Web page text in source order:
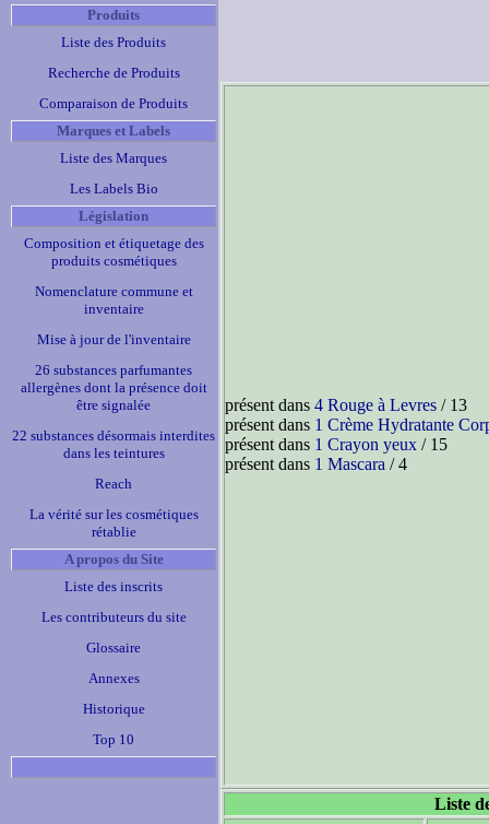
Produits
Liste des Produits
Recherche de Produits
Comparaison de Produits
Marques et Labels
Liste des Marques
Les Labels Bio
Législation
Composition et étiquetage des
produits cosmétiques
Nomenclature commune et
inventaire
Mise à jour de l'inventaire
26 substances parfumantes
allergènes dont la présence doit
être signalée
22 substances désormais interdites
dans les teintures
Reach
La vérité sur les cosmétiques
rétablie
A propos du Site
Liste des inscrits
Les contributeurs du site
Glossaire
Annexes
Historique
Top 10
présent dans 4 Rouge à Levres / 13
présent dans 1 Crème Hydratante
présent dans 1 Crayon yeux / 15
présent dans 1 Mascara / 4
Liste